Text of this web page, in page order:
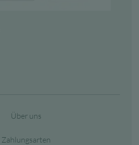
Über uns
Zahlungsarten